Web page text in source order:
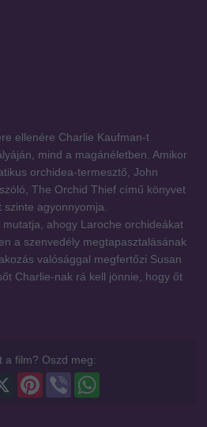
ellenére Charlie Kaufman-t
mind a magánéletben. Amikor
orchidea-termesztő, John
The Orchid Thief című könyvet
agyonnyomja.
mutatja, ahogy Laroche orchideákat
a szenvedély megtapasztalásának
valósággal megfertőzi Susan
Charlie-nak rá kell jönnie, hogy őt
a film? Oszd meg:
Viber
Pinterest